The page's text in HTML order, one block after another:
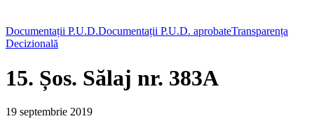
Documentații P.U.D.Documentații P.U.D. aprobateTransparența
Decizională
15. Șos. Sălaj nr. 383A
19 septembrie 2019